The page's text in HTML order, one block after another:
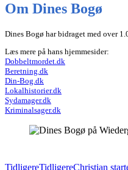
Om Dines Bogø
Dines Bogø har bidraget med over
Læs mere på hans hjemmesider:
Dobbeltmordet.dk
Beretning.dk
Din-Bog.dk
Lokalhistorier.dk
Sydamager.dk
Kriminalsager.dk
TidligereTidligereChristian